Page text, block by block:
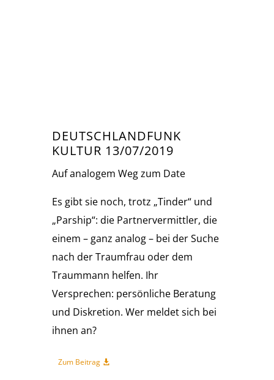
DEUTSCHLANDFUNK
KULTUR 13/07/2019
Auf analogem Weg zum Date
Es gibt sie noch, trotz „Tinder“ und
„Parship“: die Partnervermittler, die
einem – ganz analog – bei der Suche
nach der Traumfrau oder dem
Traummann helfen. Ihr
Versprechen: persönliche Beratung
und Diskretion. Wer meldet sich bei
ihnen an?
Zum Beitrag